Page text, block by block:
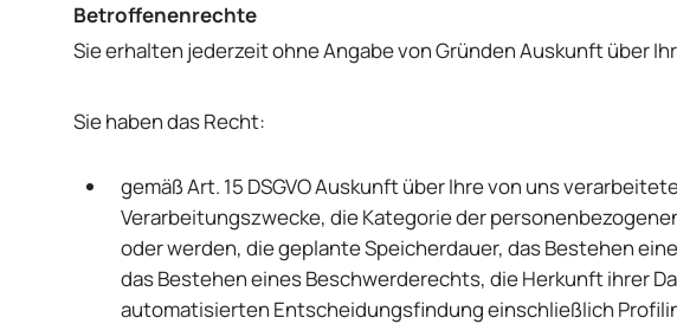
Betroffenenrechte
Sie erhalten jederzeit ohne Angabe von Gründen Auskunft über
Sie haben das Recht:
gemäß Art. 15 DSGVO Auskunft über Ihre von uns
Verarbeitungszwecke, die Kategorie der
oder werden, die geplante Speicherdauer, das Bestehen
das Bestehen eines Beschwerderechts, die Herkunft ihrer
automatisierten Entscheidungsfindung einschließlich